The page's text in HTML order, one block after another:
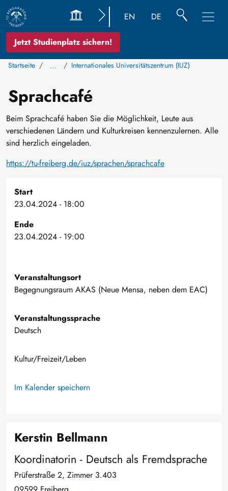
Jetzt Studienplatz sichern!
EN DE
Startseite … Internationales Universitätszentrum (IUZ)
Sprachcafé
Beim Sprachcafé haben Sie die Möglichkeit, Leute aus
verschiedenen Ländern und Kulturkreisen kennenzulernen. Alle
sind herzlich eingeladen.
https://tu-freiberg.de/iuz/sprachen/sprachcafe
Start
23.04.2024 - 18:00
Ende
23.04.2024 - 19:00
Veranstaltungsort
Begegnungsraum AKAS (Neue Mensa, neben dem EAC)
Veranstaltungssprache
Deutsch
Kultur/Freizeit/Leben
Im Kalender speichern
Kerstin Bellmann
Koordinatorin - Deutsch als Fremdsprache
Prüferstraße 2, Zimmer 3.403